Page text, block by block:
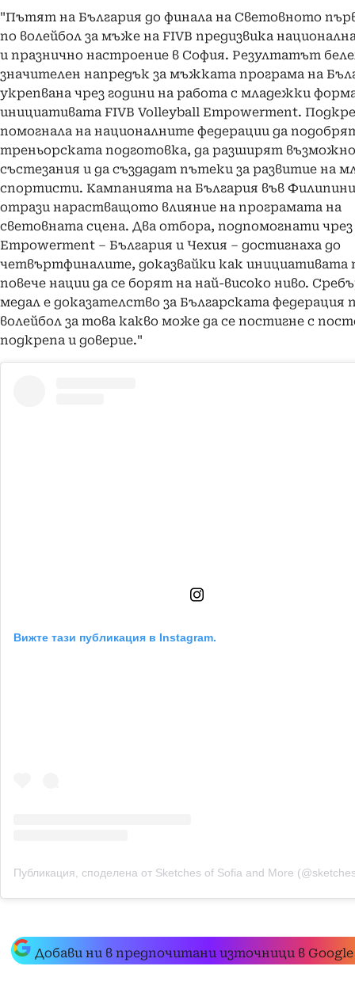
"Пътят на България до финала на Световното
по волейбол за мъже на FIVB предизвика
и празнично настроение в София. Резултатът
значителен напредък за мъжката програма на
укрепвана чрез години на работа с младежки
инициативата FIVB Volleyball Empowerment.
помогнала на националните федерации да
треньорската подготовка, да разширят
състезания и да създадат пътеки за развитие на
спортисти. Кампанията на България във
отрази нарастващото влияние на програмата на
световната сцена. Два отбора, подпомогнати чрез
Empowerment – България и Чехия – достигнаха до
четвъртфиналите, доказвайки как инициативата
повече нации да се борят на най-високо ниво.
медал е доказателство за Българската федерация
волейбол за това какво може да се постигне с
подкрепа и доверие."
Вижте тази публикация в Instagram.
Публикация, споделена от Sketches of Sofia and More
Добави ни в предпочитани източници в Google